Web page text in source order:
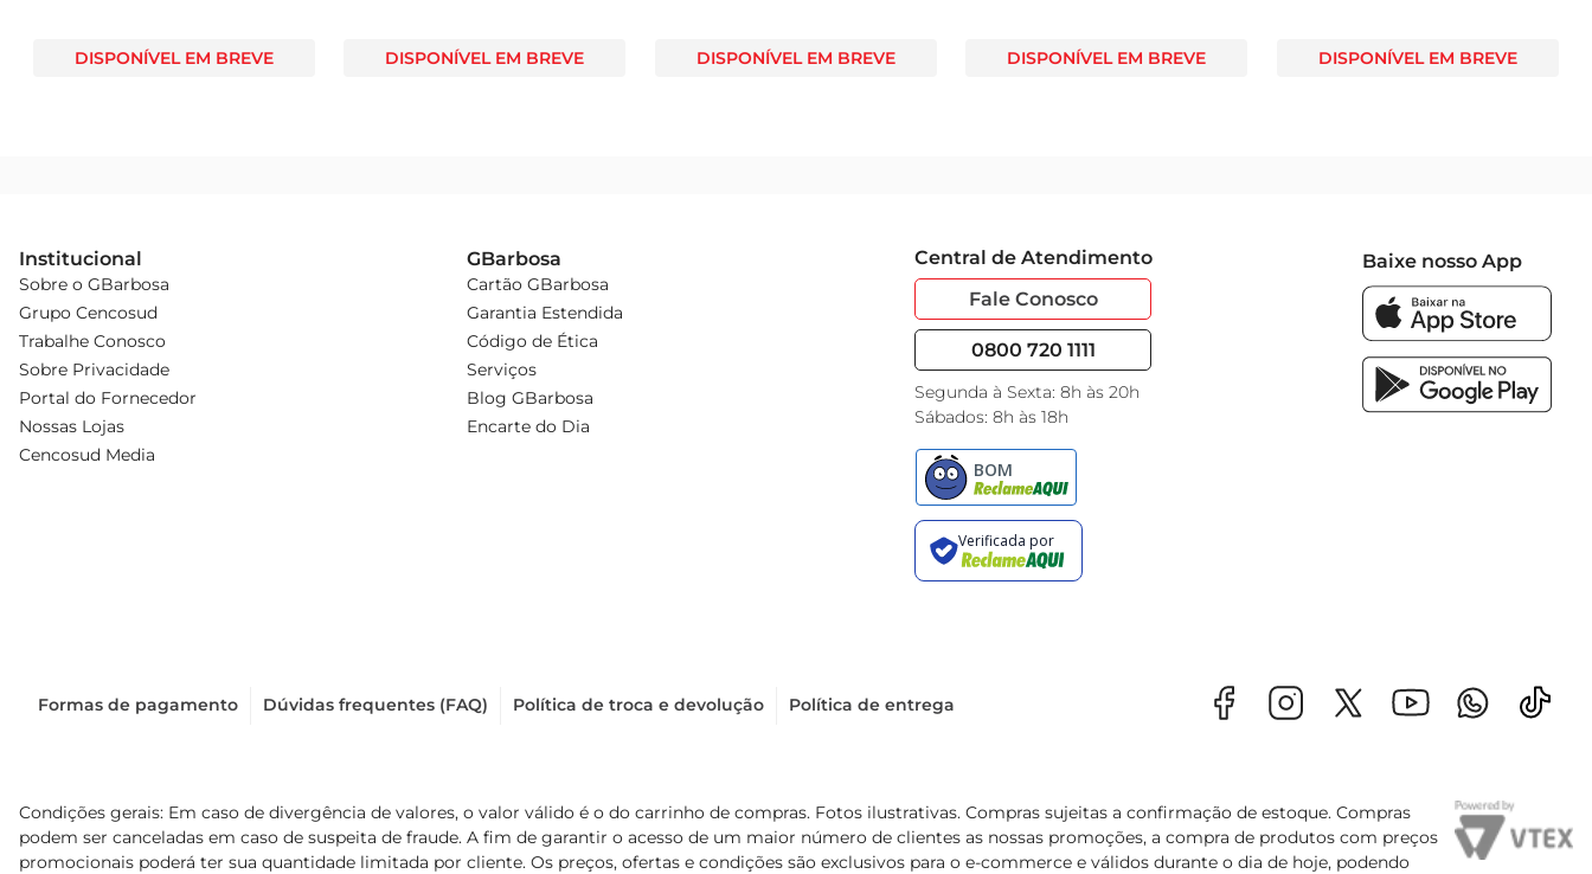
DISPONÍVEL EM BREVE DISPONÍVEL EM BREVE DISPONÍVEL EM BREVE DISPONÍVEL EM BREVE DISPONÍVEL EM BREVE
Institucional
Sobre o GBarbosa
Grupo Cencosud
Trabalhe Conosco
Sobre Privacidade
Portal do Fornecedor
Nossas Lojas
Cencosud Media
GBarbosa
Cartão GBarbosa
Garantia Estendida
Código de Ética
Serviços
Blog GBarbosa
Encarte do Dia
Central de Atendimento
Fale Conosco
0800 720 1111
Segunda à Sexta: 8h às 20h
Sábados: 8h às 18h
Baixe nosso App
Formas de pagamento Dúvidas frequentes (FAQ) Política de troca e devolução Política de entrega
Condições gerais: Em caso de divergência de valores, o valor válido é o do carrinho de compras. Fotos ilustrativas. Compras sujeitas a confirmação de estoque. Compras
podem ser canceladas em caso de suspeita de fraude. A fim de garantir o acesso de um maior número de clientes as nossas promoções, a compra de produtos com preços
promocionais poderá ter sua quantidade limitada por cliente. Os preços, ofertas e condições são exclusivos para o e-commerce e válidos durante o dia de hoje, podendo